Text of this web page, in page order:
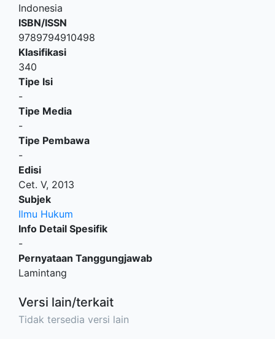
Indonesia
ISBN/ISSN
9789794910498
Klasifikasi
340
Tipe Isi
-
Tipe Media
-
Tipe Pembawa
-
Edisi
Cet. V, 2013
Subjek
Ilmu Hukum
Info Detail Spesifik
-
Pernyataan Tanggungjawab
Lamintang
Versi lain/terkait
Tidak tersedia versi lain